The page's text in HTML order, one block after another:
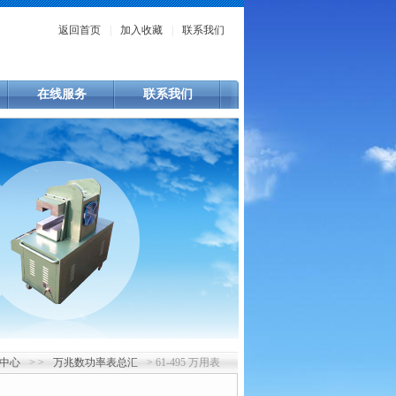
返回首页 加入收藏 联系我们
在线服务 联系我们
心 > > 万兆数功率表总汇 > 61-495 万用表